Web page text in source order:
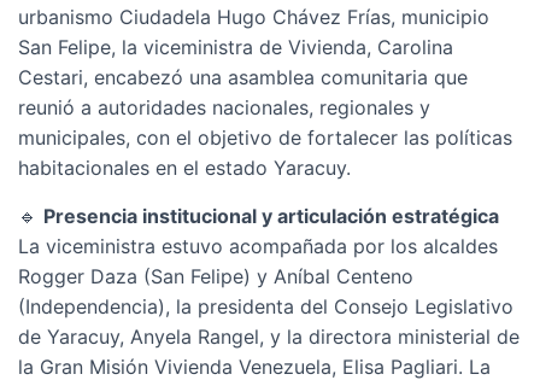
urbanismo Ciudadela Hugo Chávez Frías, municipio
San Felipe, la viceministra de Vivienda, Carolina
Cestari, encabezó una asamblea comunitaria que
reunió a autoridades nacionales, regionales y
municipales, con el objetivo de fortalecer las políticas
habitacionales en el estado Yaracuy.
🔹 Presencia institucional y articulación estratégica
La viceministra estuvo acompañada por los alcaldes
Rogger Daza (San Felipe) y Aníbal Centeno
(Independencia), la presidenta del Consejo Legislativo
de Yaracuy, Anyela Rangel, y la directora ministerial de
la Gran Misión Vivienda Venezuela, Elisa Pagliari. La